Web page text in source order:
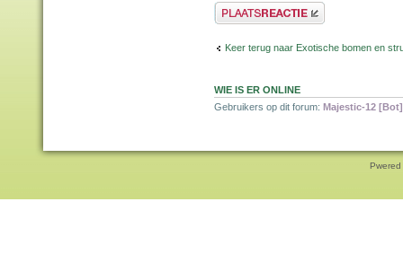
Plaats een reactie
Keer terug naar Exotische bomen en
WIE IS ER ONLINE
Gebruikers op dit forum: Majestic-12 [Bot]